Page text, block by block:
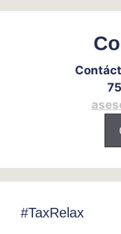
#TaxRelax